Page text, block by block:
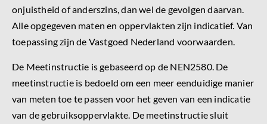
onjuistheid of anderszins, dan wel de gevolgen daarvan.
Alle opgegeven maten en oppervlakten zijn indicatief. Van
toepassing zijn de Vastgoed Nederland voorwaarden.
De Meetinstructie is gebaseerd op de NEN2580. De
meetinstructie is bedoeld om een meer eenduidige manier
van meten toe te passen voor het geven van een indicatie
van de gebruiksoppervlakte. De meetinstructie sluit